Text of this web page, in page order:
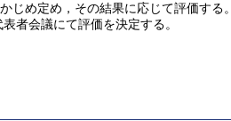
じめ定め，その結果に応じて評価する。
者会議にて評価を決定する。